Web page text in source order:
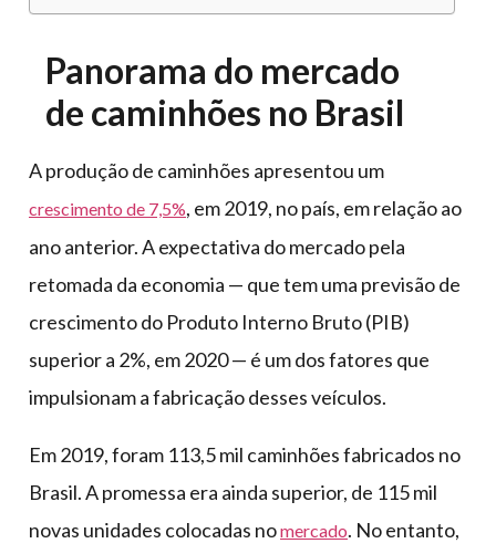
Panorama do mercado
de caminhões no Brasil
A produção de caminhões apresentou um
crescimento de 7,5%, em 2019, no país, em relação ao
ano anterior. A expectativa do mercado pela
retomada da economia — que tem uma previsão de
crescimento do Produto Interno Bruto (PIB)
superior a 2%, em 2020 — é um dos fatores que
impulsionam a fabricação desses veículos.
Em 2019, foram 113,5 mil caminhões fabricados no
Brasil. A promessa era ainda superior, de 115 mil
novas unidades colocadas nomercado. No entanto,